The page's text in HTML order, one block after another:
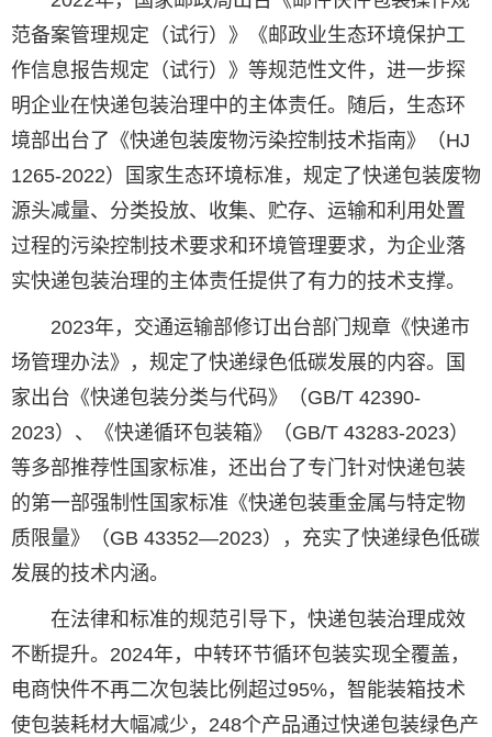
范备案管理规定（试行）》《邮政业生态环境保护工
作信息报告规定（试行）》等规范性文件，进一步探
明企业在快递包装治理中的主体责任。随后，生态环
境部出台了《快递包装废物污染控制技术指南》（HJ
1265-2022）国家生态环境标准，规定了快递包装废物
源头减量、分类投放、收集、贮存、运输和利用处置
过程的污染控制技术要求和环境管理要求，为企业落
实快递包装治理的主体责任提供了有力的技术支撑。
2023年，交通运输部修订出台部门规章《快递市
场管理办法》，规定了快递绿色低碳发展的内容。国
家出台《快递包装分类与代码》（GB/T 42390-
2023）、《快递循环包装箱》（GB/T 43283-2023）
等多部推荐性国家标准，还出台了专门针对快递包装
的第一部强制性国家标准《快递包装重金属与特定物
质限量》（GB 43352—2023），充实了快递绿色低碳
发展的技术内涵。
在法律和标准的规范引导下，快递包装治理成效
不断提升。2024年，中转环节循环包装实现全覆盖，
电商快件不再二次包装比例超过95%，智能装箱技术
使包装耗材大幅减少，248个产品通过快递包装绿色产